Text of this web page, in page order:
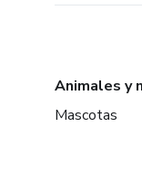
Animales y
Mascotas